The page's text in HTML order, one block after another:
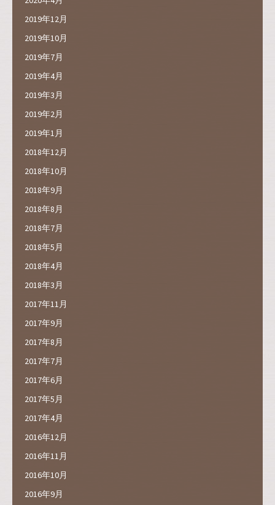
2019年12月
2019年10月
2019年7月
2019年4月
2019年3月
2019年2月
2019年1月
2018年12月
2018年10月
2018年9月
2018年8月
2018年7月
2018年5月
2018年4月
2018年3月
2017年11月
2017年9月
2017年8月
2017年7月
2017年6月
2017年5月
2017年4月
2016年12月
2016年11月
2016年10月
2016年9月